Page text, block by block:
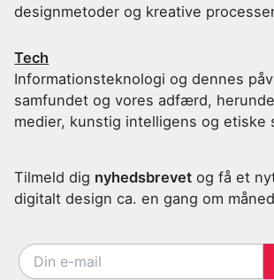
designmetoder og kreative
Tech
Informationsteknologi og dennes
samfundet og vores adfærd,
medier, kunstig intelligens og etiske
Tilmeld dig nyhedsbrevet og få et
digitalt design ca. en gang om